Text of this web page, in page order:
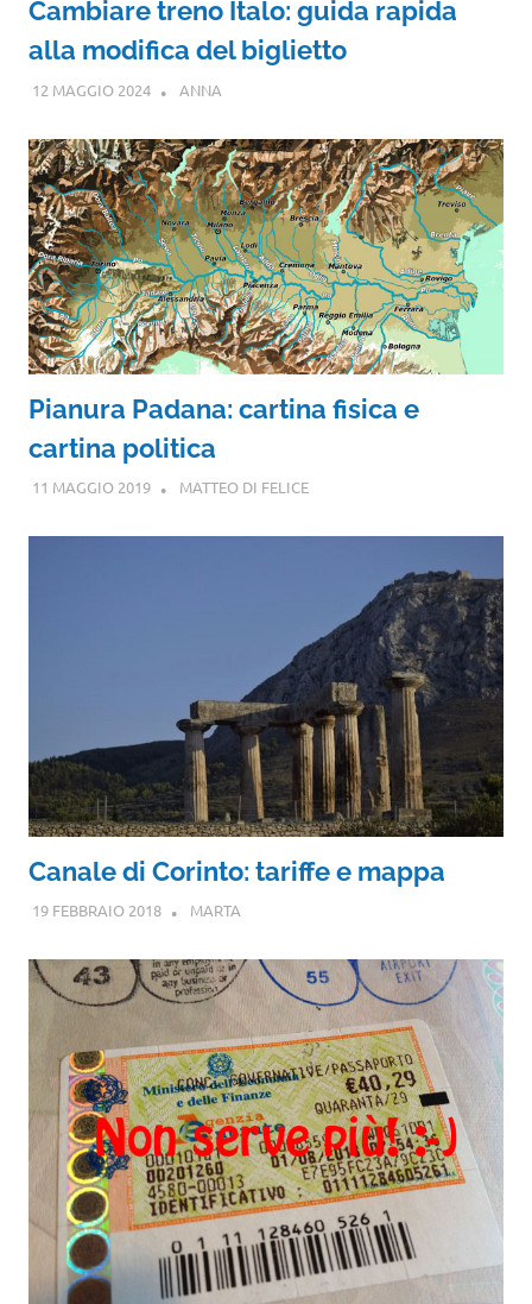
Cambiare treno Italo: guida rapida
alla modifica del biglietto
12 MAGGIO 2024 ANNA
Pianura Padana: cartina fisica e
cartina politica
11 MAGGIO 2019 MATTEO DI FELICE
Canale di Corinto: tariffe e mappa
19 FEBBRAIO 2018 MARTA